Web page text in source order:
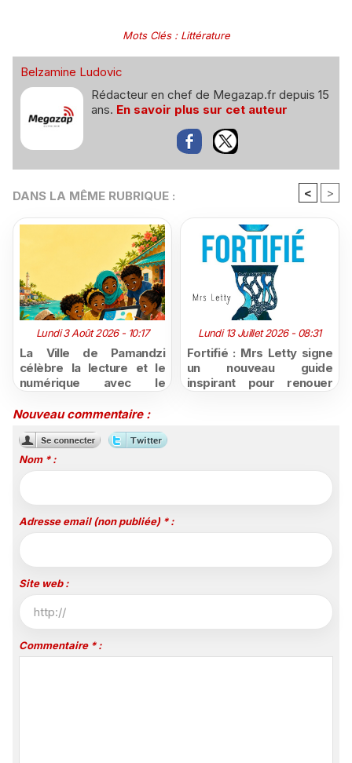
Mots Clés: Littérature
Belzamine Ludovic
Rédacteur en chef de Megazap.fr depuis 15
ans. En savoir plus sur cet auteur
DANS LA MÊME RUBRIQUE : < >
Lundi 3 Août 2026 - 10:17
La Ville de Pamandzi
célèbre la lecture et le
numérique avec le
partout, lire pour tous »
Lundi 13 Juillet 2026 - 08:31
Fortifié : Mrs Letty signe
un nouveau guide
inspirant pour renouer
Nouveau commentaire :
Nom * :
Adresse email (non publiée) * :
Site web :
Commentaire * :